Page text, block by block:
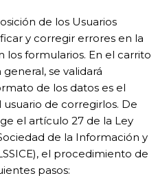
de los Usuarios
y corregir errores en la
los formularios. En el carrito
se validará
de los datos es el
de corregirlos. De
el artículo 27 de la Ley
de la Información y
el procedimiento de
pasos: